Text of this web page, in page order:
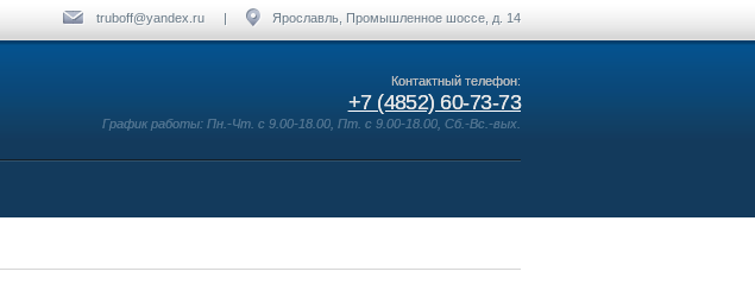
Ярославль, Промышленное шоссе, д. 14
|
truboff@yandex.ru
Контактный телефон:
+7 (4852) 60-73-73
График работы: Пн.-Чт. с 9.00-18.00, Пт. с 9.00-18.00, Сб.-Вс.-вых.